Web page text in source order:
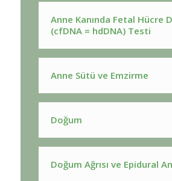
Anne Kanında Fetal Hücre
(cfDNA = hdDNA) Testi
Anne Sütü ve Emzirme
Doğum
Doğum Ağrısı ve Epidural